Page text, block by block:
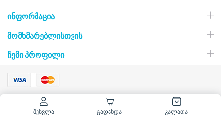
ᲘᲜᲤᲝᲠᲛᲐᲪᲘᲐ
ᲛᲝᲛᲮᲛᲐᲠᲔᲑᲚᲘᲡᲗᲕᲘᲡ
ᲩᲔᲛᲘ ᲞᲠᲝᲤᲘᲚᲘ
2026 თევზის ბაზარი. ყველა უფლება დაცულია
შესვლა გადახდა კალათა